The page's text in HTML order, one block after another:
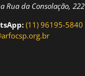
Rua da Consolação, 222
(11) 96195-5840